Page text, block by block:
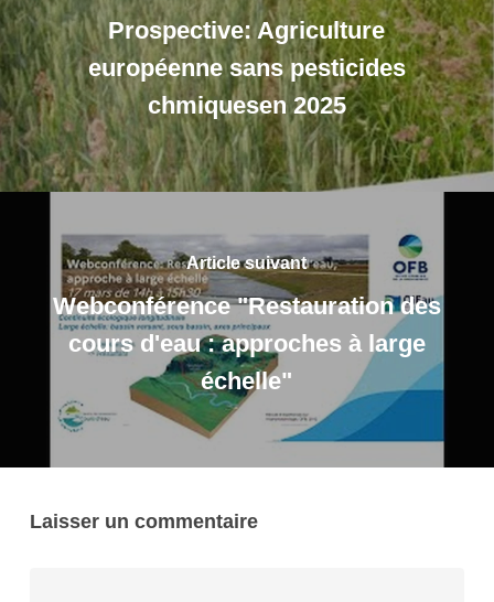
Prospective: Agriculture
européenne sans pesticides
chmiquesen 2025
Article suivant
Webconférence "Restauration des
cours d'eau : approches à large
échelle"
Laisser un commentaire